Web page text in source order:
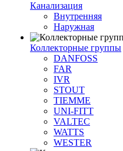
Канализация
Внутренняя
Наружная
Коллекторные группы
DANFOSS
FAR
IVR
STOUT
TIEMME
UNI-FITT
VALTEC
WATTS
WESTER